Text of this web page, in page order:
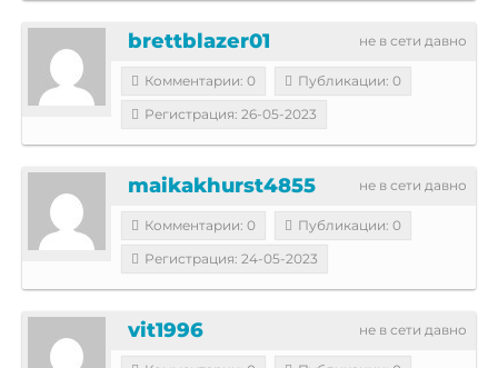
не в сети давно
brettblazer01
Комментарии: 0
Публикации: 0
Регистрация: 26-05-2023
не в сети давно
maikakhurst4855
Комментарии: 0
Публикации: 0
Регистрация: 24-05-2023
не в сети давно
vit1996